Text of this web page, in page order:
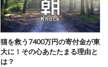
猫を救う7400万円の寄付金が東
大に！その心あたたまる理由と
は？